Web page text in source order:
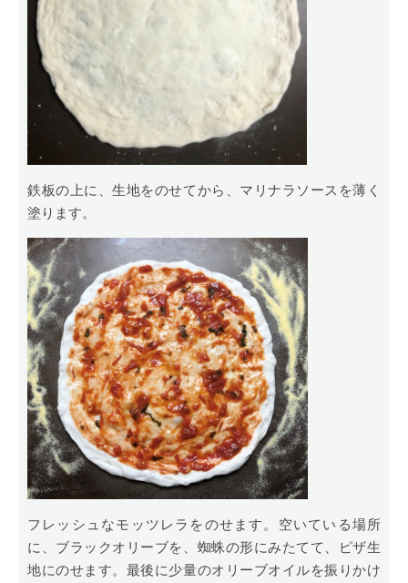
鉄板の上に、生地をのせてから、マリナラソースを薄く
塗ります。
フレッシュなモッツレラをのせます。空いている場所
に、ブラックオリーブを、蜘蛛の形にみたてて、ピザ生
地にのせます。最後に少量のオリーブオイルを振りかけ